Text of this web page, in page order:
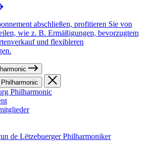
abschließen, profitieren Sie von
wie z. B. Ermäßigungen, bevorzugtem
und flexibleren
Philharmonic
Philharmonic
de Lëtzebuerger Philharmoniker